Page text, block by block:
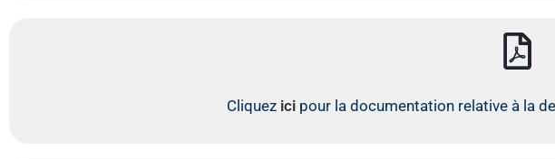
Cliquez icipour la documentation relative à la